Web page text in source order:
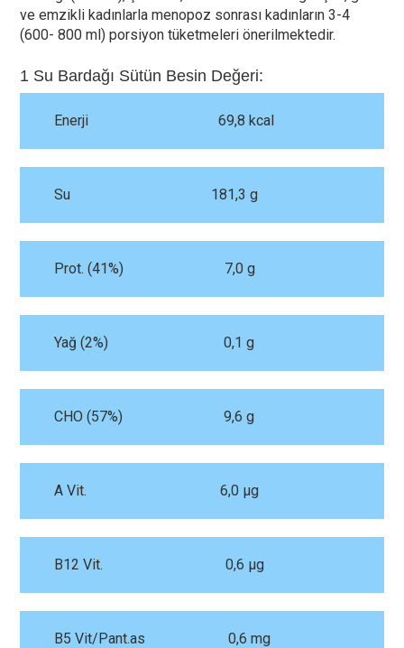
ve emzikli kadınlarla menopoz sonrası kadınların 3-4
(600- 800 ml) porsiyon tüketmeleri önerilmektedir.
1 Su Bardağı Sütün Besin Değeri:
Enerji 69,8 kcal
Su 181,3 g
Prot. (41%) 7,0 g
Yağ (2%) 0,1 g
CHO (57%) 9,6 g
A Vit. 6,0 µg
B12 Vit. 0,6 µg
B5 Vit/Pant.as 0,6 mg